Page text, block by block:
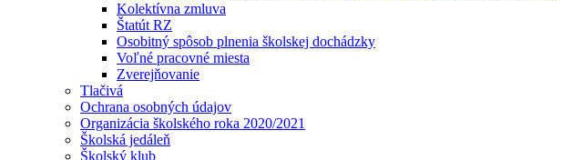
Kolektívna zmluva
Štatút RZ
Osobitný spôsob plnenia školskej dochádzky
Voľné pracovné miesta
Zverejňovanie
Tlačivá
Ochrana osobných údajov
Organizácia školského roka 2020/2021
Školská jedáleň
Školský klub